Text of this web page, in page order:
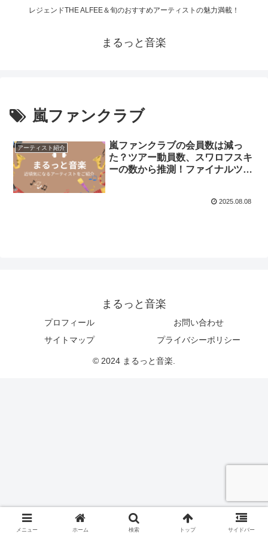
レジェンドTHE ALFEE＆旬のおすすめアーティストの魅力満載！
まるっと音楽
嵐ファンクラブ
アーティスト紹介
嵐ファンクラブの会員数は減っ
た？ツアー動員数、スワロフスキ
ーの数から推測！ファイナルツア
2025.08.08
まるっと音楽
プロフィール
お問い合わせ
サイトマップ
プライバシーポリシー
© 2024 まるっと音楽.
メニュー ホーム 検索 トップ サイドバー